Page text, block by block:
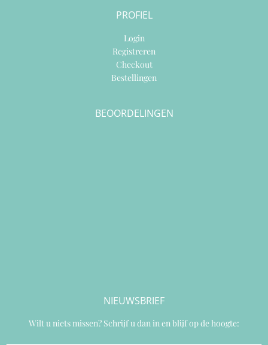
PROFIEL
Login
Registreren
Checkout
Bestellingen
BEOORDELINGEN
NIEUWSBRIEF
Wilt u niets missen? Schrijf u dan in en blijf op de hoogte: